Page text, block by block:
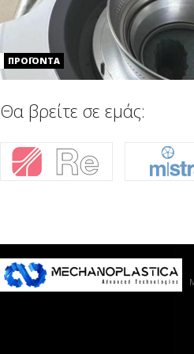
ΠΡΟΪΟΝΤΑ
Θα βρείτε σε εμάς: